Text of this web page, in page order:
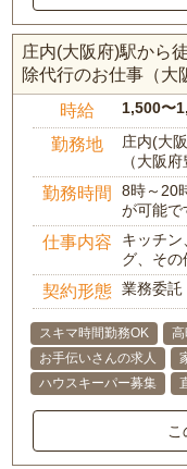
庄内(大阪府)駅から
除代行のお仕事（大
時給 1,500〜
勤務地
庄内(大
（大阪
勤務時間
8時～20
が可能で
仕事内容
キッチ
グ、その
契約形態 業務委託
スキマ時間勤務OK
お手伝いさんの求人
ハウスキーパー募集